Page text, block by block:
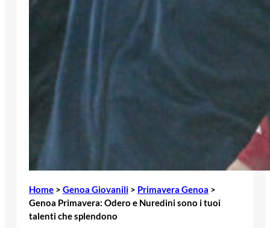
Home > Genoa Giovanili > Primavera Genoa >
Genoa Primavera: Odero e Nuredini sono i tuoi
talenti che splendono